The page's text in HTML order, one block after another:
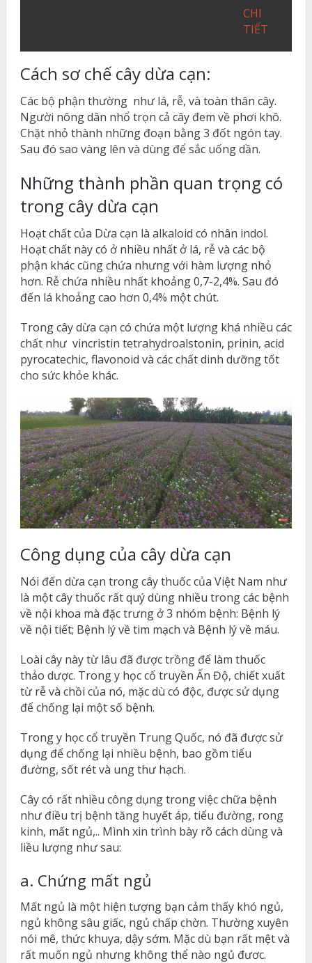
CHI
TIẾT
Cách sơ chế cây dừa cạn:
Các bộ phận thường như lá, rễ, và toàn thân cây.
Người nông dân nhổ trọn cả cây đem về phơi khô.
Chặt nhỏ thành những đoạn bằng 3 đốt ngón tay.
Sau đó sao vàng lên và dùng để sắc uống dần.
Những thành phần quan trọng có
trong cây dừa cạn
Hoạt chất của Dừa cạn là alkaloid có nhân indol.
Hoạt chất này có ở nhiều nhất ở lá, rễ và các bộ
phận khác cũng chứa nhưng với hàm lượng nhỏ
hơn. Rễ chứa nhiều nhất khoảng 0,7-2,4%. Sau đó
đến lá khoảng cao hơn 0,4% một chút.
Trong cây dừa cạn có chứa một lượng khá nhiều các
chất như vincristin tetrahydroalstonin, prinin, acid
pyrocatechic, flavonoid và các chất dinh dưỡng tốt
cho sức khỏe khác.
Công dụng của cây dừa cạn
Nói đến dừa cạn trong cây thuốc của Việt Nam như
là một cây thuốc rất quý dùng nhiều trong các bệnh
về nội khoa mà đặc trưng ở 3 nhóm bệnh: Bệnh lý
về nội tiết; Bệnh lý về tim mạch và Bệnh lý về máu.
Loài cây này từ lâu đã được trồng để làm thuốc
thảo dược. Trongy học cổ truyền Ấn Độ, chiết xuất
từ ​​rễ và chồi của nó, mặc dù có độc, được sử dụng
để chống lại một số bệnh.
Trong y học cổ truyền Trung Quốc, ​​nó đã được sử
dụng để chống lại nhiều bệnh, bao gồm tiểu
đường, sốt rétvà ung thư hạch.
Cây có rất nhiều công dụng trong việc chữa bệnh
như điều trị bệnh tăng huyết áp, tiểu đường, rong
kinh, mất ngủ,.. Mình xin trình bày rõ cách dùng và
liều lượng như sau:
a. Chứng mất ngủ
Mất ngủ là một hiện tượng bạn cảm thấy khó ngủ,
ngủ không sâu giấc, ngủ chấp chờn. Thường xuyên
nói mê, thức khuya, dậy sớm. Mặc dù bạn rất mệt và
rất muốn ngủ nhưng không thể nào ngủ đươc.